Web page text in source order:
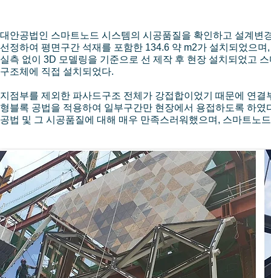
대안공법인 스마트노드 시스템의 시공품질을 확인하고 설계
선정하여 평면구간 석재를 포함한 134.6 약 m2가 설치되었으
실측 없이 3D 모델링을 기준으로 선 제작 후 현장 설치되었고
구조체에 직접 설치되었다.
지점부를 제외한 파사드구조 전체가 강접합이었기 때문에 연
형블록 공법을 적용하여 일부구간만 현장에서 용접하도록 하
공법 및 그 시공품질에 대해 매우 만족스러워했으며, 스마트노